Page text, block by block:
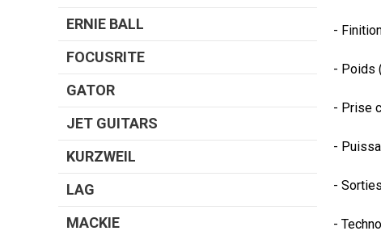
ERNIE BALL
FOCUSRITE
GATOR
JET GUITARS
KURZWEIL
LAG
MACKIE
-
- Poids
- Prise
-
-
-